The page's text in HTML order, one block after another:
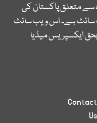
سے متعلق پاکستان کی
سائٹ ہے۔ اس ویب سائٹ
ایکسپریس میڈیا
Contact
Us